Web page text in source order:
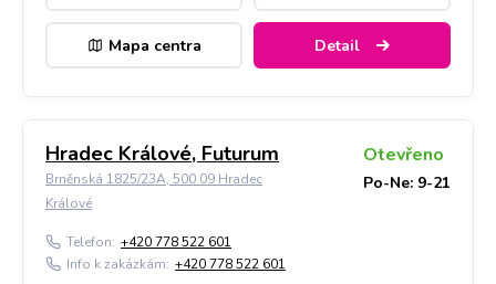
Mapa centra Detail
Hradec Králové, Futurum
Brněnská 1825/23A, 500 09 Hradec
Králové
Otevřeno
Po-Ne: 9-21
Telefon: +420 778 522 601
Info k zakázkám: +420 778 522 601